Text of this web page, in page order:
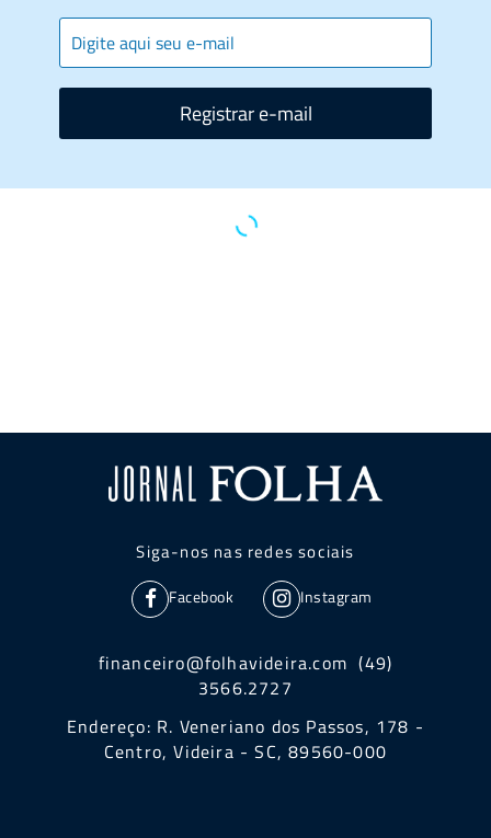
Registrar e-mail
Siga-nos nas redes sociais
Facebook Instagram
financeiro@folhavideira.com (49)
3566.2727
Endereço: R. Veneriano dos Passos, 178 -
Centro, Videira - SC, 89560-000